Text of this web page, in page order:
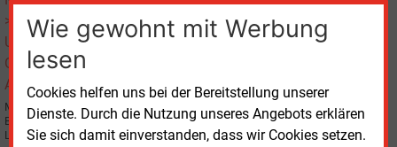
Wie gewohnt mit Werbung
lesen
Cookies helfen uns bei der Bereitstellung unserer
Dienste. Durch die Nutzung unseres Angebots erklären
Sie sich damit einverstanden, dass wir Cookies setzen.
Umschwärmter Gaslieferant Algerien
Mögliche Gaslieferungen aus Algerien waren Thema des zweitägigen
Besuches von Bundeskanzlerin Angela Merkel in dem nordafrikanischen
Land am 16. und 17. Juli.